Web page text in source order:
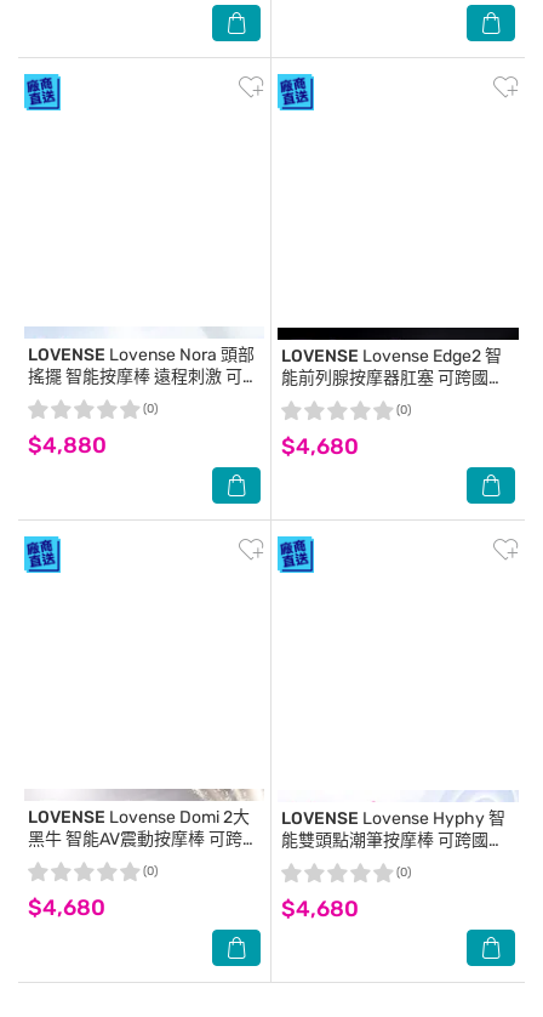
LOVENSE Lovense Nora 頭部
搖擺 智能按摩棒 遠程刺激 可跨
國遙控
$4,880
(0)
LOVENSE Lovense Edge2 智
能前列腺按摩器肛塞 可跨國遙
控
$4,680
(0)
LOVENSE Lovense Domi 2大
黑牛 智能AV震動按摩棒 可跨國
遙控
$4,680
(0)
LOVENSE Lovense Hyphy 智
能雙頭點潮筆按摩棒 可跨國遙
控
$4,680
(0)